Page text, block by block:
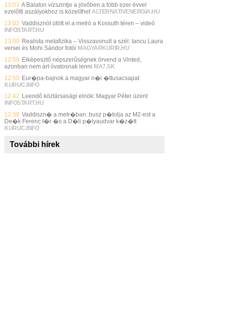
13:03 A Balaton vízszintje a jövőben a több ezer évvel
ezelőtti aszályokhoz is közelíthet ALTERNATIVENERGIA.HU
13:02 Vaddisznót ütött el a metró a Kossuth téren – videó
INFOSTART.HU
13:00 Realista metafizika – Visszavonult a szél: Iancu Laura
versei és Mohi Sándor fotói MAGYARKURIR.HU
12:59 Elképesztő népszerűségnek örvend a Vinted,
azonban nem árt óvatosnak lenni MA7.SK
12:50 Eur�pa-bajnok a magyar n�i �ttusacsapat
KURUC.INFO
12:42 Leendő köztársasági elnök: Magyar Péter üzent
INFOSTART.HU
12:38 Vaddiszn� a metr�ban: busz p�tolja az M2-est a
De�k Ferenc t�r �s a D�li p�lyaudvar k�z�tt
KURUC.INFO
További hírek